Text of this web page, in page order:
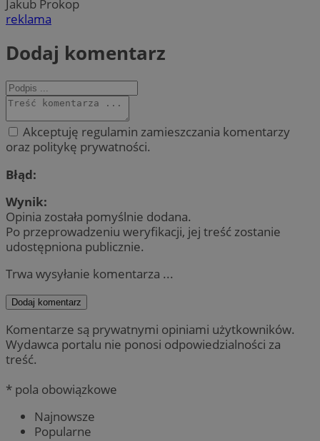
Jakub Prokop
reklama
Dodaj komentarz
Akceptuję regulamin zamieszczania komentarzy
oraz politykę prywatności.
Błąd:
Wynik:
Opinia została pomyślnie dodana.
Po przeprowadzeniu weryfikacji, jej treść zostanie
udostępniona publicznie.
Trwa wysyłanie komentarza ...
Dodaj komentarz
Komentarze są prywatnymi opiniami użytkowników.
Wydawca portalu nie ponosi odpowiedzialności za
treść.
* pola obowiązkowe
Najnowsze
Popularne